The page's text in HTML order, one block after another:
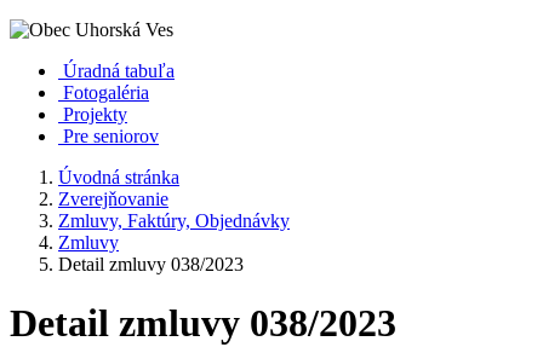
Úradná tabuľa
Fotogaléria
Projekty
Pre seniorov
Úvodná stránka
Zverejňovanie
Zmluvy, Faktúry, Objednávky
Zmluvy
Detail zmluvy 038/2023
Detail zmluvy 038/2023